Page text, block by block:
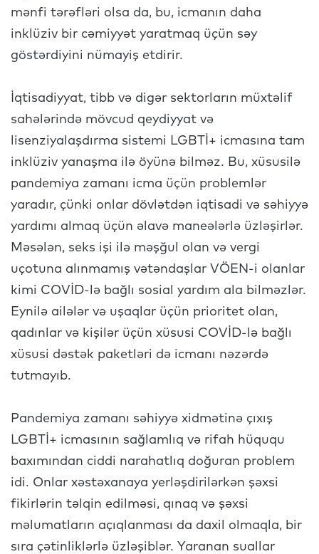
mənfi tərəfləri olsa da, bu, icmanın daha
inklüziv bir cəmiyyət yaratmaq üçün səy
göstərdiyini nümayiş etdirir.
İqtisadiyyat, tibb və digər sektorların müxtəlif
sahələrində mövcud qeydiyyat və
lisenziyalaşdırma sistemi LGBTİ+ icmasına tam
inklüziv yanaşma ilə öyünə bilməz. Bu, xüsusilə
pandemiya zamanı icma üçün problemlər
yaradır, çünki onlar dövlətdən iqtisadi və səhiyyə
yardımı almaq üçün əlavə maneələrlə üzləşirlər.
Məsələn, seks işi ilə məşğul olan və vergi
uçotuna alınmamış vətəndaşlar VÖEN-i olanlar
kimi COVİD-lə bağlı sosial yardım ala bilməzlər.
Eynilə ailələr və uşaqlar üçün prioritet olan,
qadınlar və kişilər üçün xüsusi COVİD-lə bağlı
xüsusi dəstək paketləri də icmanı nəzərdə
tutmayıb.
Pandemiya zamanı səhiyyə xidmətinə çıxış
LGBTİ+ icmasının sağlamlıq və rifah hüququ
baxımından ciddi narahatlıq doğuran problem
idi. Onlar xəstəxanaya yerləşdirilərkən şəxsi
fikirlərin təlqin edilməsi, qınaq və şəxsi
məlumatların açıqlanması da daxil olmaqla, bir
sıra çətinliklərlə üzləşiblər. Yaranan suallar